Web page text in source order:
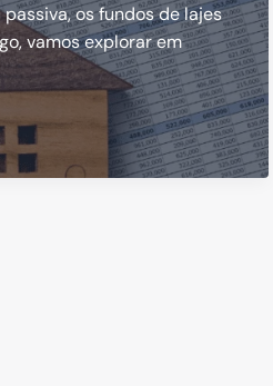
os fundos de lajes
vamos explorar em